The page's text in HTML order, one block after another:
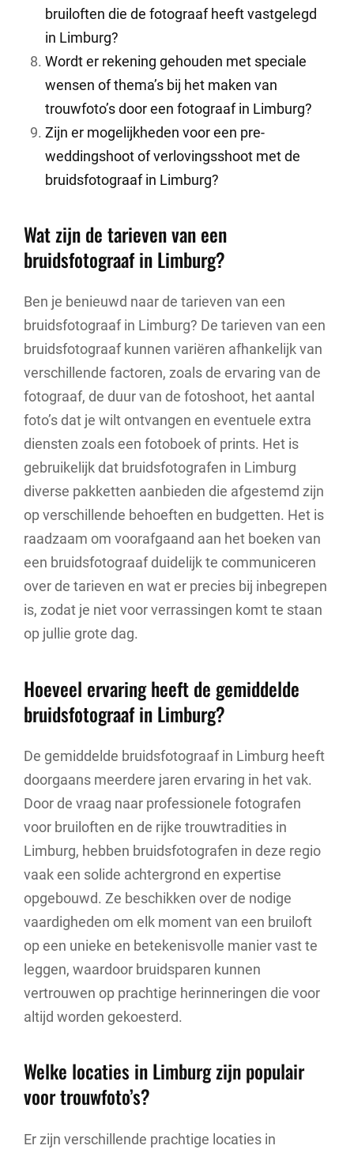
bruiloften die de fotograaf heeft vastgelegd
in Limburg?
Wordt er rekening gehouden met speciale
wensen of thema’s bij het maken van
trouwfoto’s door een fotograaf in Limburg?
Zijn er mogelijkheden voor een pre-
weddingshoot of verlovingsshoot met de
bruidsfotograaf in Limburg?
Wat zijn de tarieven van een
bruidsfotograaf in Limburg?
Ben je benieuwd naar de tarieven van een
bruidsfotograaf in Limburg? De tarieven van een
bruidsfotograaf kunnen variëren afhankelijk van
verschillende factoren, zoals de ervaring van de
fotograaf, de duur van de fotoshoot, het aantal
foto’s dat je wilt ontvangen en eventuele extra
diensten zoals een fotoboek of prints. Het is
gebruikelijk dat bruidsfotografen in Limburg
diverse pakketten aanbieden die afgestemd zijn
op verschillende behoeften en budgetten. Het is
raadzaam om voorafgaand aan het boeken van
een bruidsfotograaf duidelijk te communiceren
over de tarieven en wat er precies bij inbegrepen
is, zodat je niet voor verrassingen komt te staan
op jullie grote dag.
Hoeveel ervaring heeft de gemiddelde
bruidsfotograaf in Limburg?
De gemiddelde bruidsfotograaf in Limburg heeft
doorgaans meerdere jaren ervaring in het vak.
Door de vraag naar professionele fotografen
voor bruiloften en de rijke trouwtradities in
Limburg, hebben bruidsfotografen in deze regio
vaak een solide achtergrond en expertise
opgebouwd. Ze beschikken over de nodige
vaardigheden om elk moment van een bruiloft
op een unieke en betekenisvolle manier vast te
leggen, waardoor bruidsparen kunnen
vertrouwen op prachtige herinneringen die voor
altijd worden gekoesterd.
Welke locaties in Limburg zijn populair
voor trouwfoto’s?
Er zijn verschillende prachtige locaties in